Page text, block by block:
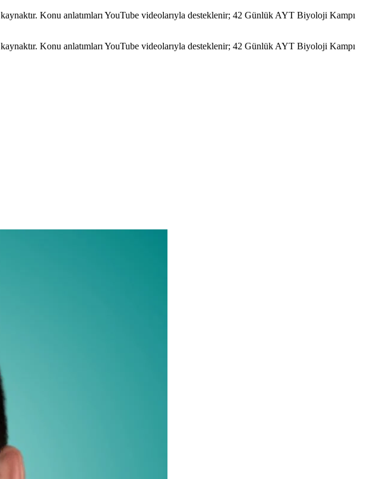
Konu anlatımları YouTube videolarıyla desteklenir; 42 Günlük AYT Biyoloji Kampı
Konu anlatımları YouTube videolarıyla desteklenir; 42 Günlük AYT Biyoloji Kampı